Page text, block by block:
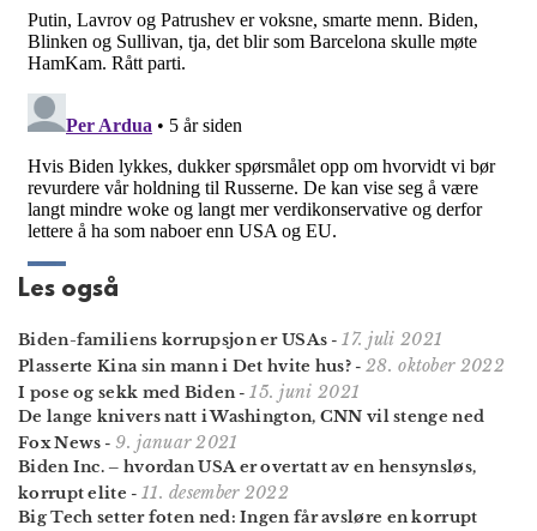
Les også
Biden-familiens korrupsjon er USAs -17. juli 2021
Plasserte Kina sin mann i Det hvite hus? - 28. oktober 2022
I pose og sekk med Biden-15. juni 2021
De lange knivers natt i Washington, CNN vil stenge ned
Fox News -9. januar 2021
Biden Inc. – hvordan USA er overtatt av en hensynsløs,
korrupt elite - 11. desember 2022
Big Tech setter foten ned: Ingen får avsløre en korrupt